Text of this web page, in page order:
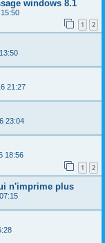
windows 8.1
1 2
21:27
23:04
18:56
1 2
n'imprime plus